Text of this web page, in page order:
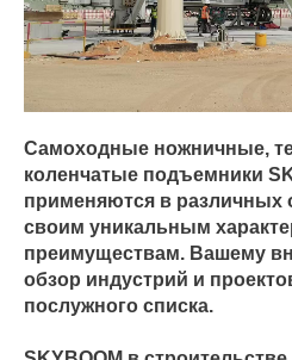
Самоходные ножничные,
коленчатые подъемники
применяются в различных
своим уникальным
преимуществам. Вашему
обзор индустрий и
послужного списка.